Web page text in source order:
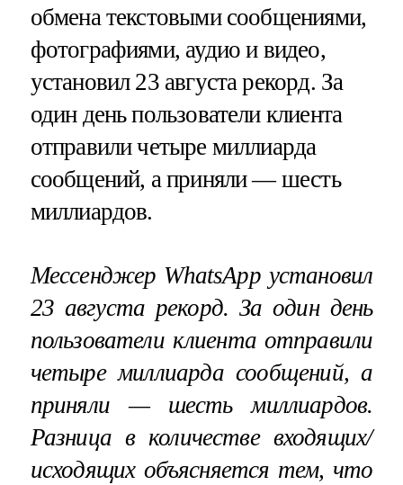
обмена текстовыми сообщениями,
фотографиями, аудио и видео,
установил 23 августа рекорд. За
один день пользователи клиента
отправили четыре миллиарда
сообщений, а приняли — шесть
миллиардов.
Мессенджер WhatsApp установил
23 августа рекорд. За один день
пользователи клиента отправили
четыре миллиарда сообщений, а
приняли — шесть миллиардов.
Разница в количестве входящих/
исходящих объясняется тем, что